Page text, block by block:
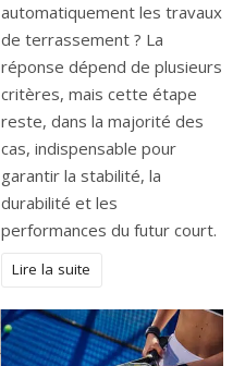
automatiquement les travaux
de terrassement ? La
réponse dépend de plusieurs
critères, mais cette étape
reste, dans la majorité des
cas, indispensable pour
garantir la stabilité, la
durabilité et les
performances du futur court.
Lire la suite